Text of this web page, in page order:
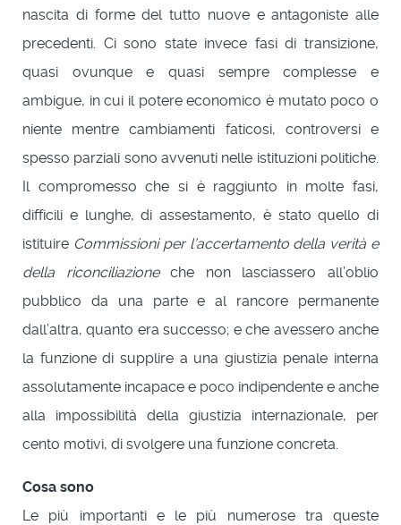
nascita di forme del tutto nuove e antagoniste alle
precedenti. Ci sono state invece fasi di transizione,
quasi ovunque e quasi sempre complesse e
ambigue, in cui il potere economico è mutato poco o
niente mentre cambiamenti faticosi, controversi e
spesso parziali sono avvenuti nelle istituzioni politiche.
Il compromesso che si è raggiunto in molte fasi,
difficili e lunghe, di assestamento, è stato quello di
istituire Commissioni per l’accertamento della verità e
della riconciliazioneche non lasciassero all’oblio
pubblico da una parte e al rancore permanente
dall’altra, quanto era successo; e che avessero anche
la funzione di supplire a una giustizia penale interna
assolutamente incapace e poco indipendente e anche
alla impossibilità della giustizia internazionale, per
cento motivi, di svolgere una funzione concreta.
Cosa sono
Le più importanti e le più numerose tra queste